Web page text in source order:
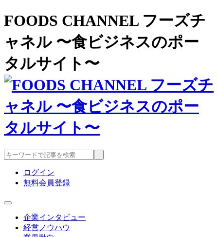
FOODS CHANNEL フーズチ
ャネル 〜食ビジネスのポー
タルサイト〜
ログイン
無料会員登録
企業インタビュー
経営ノウハウ